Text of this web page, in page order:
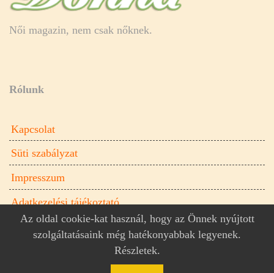
Női magazin, nem csak nőknek.
Rólunk
Kapcsolat
Süti szabályzat
Impresszum
Adatkezelési tájékoztató
Donna.hu női magazin © 2026
Az oldal cookie-kat használ, hogy az Önnek nyújtott
szolgáltatásaink még hatékonyabbak legyenek.
Részletek.